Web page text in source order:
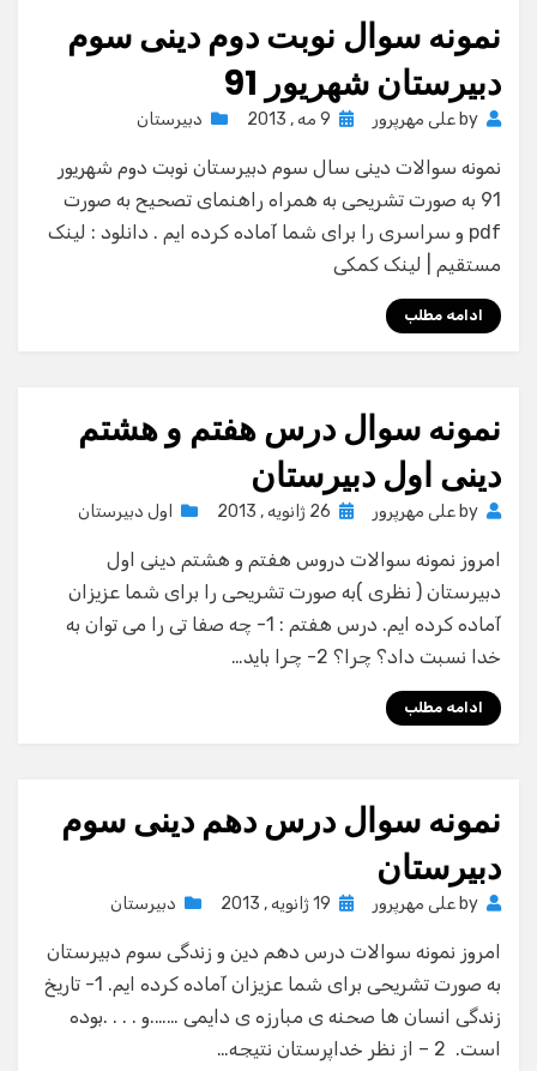
نمونه سوال نوبت دوم دینی سوم
دبیرستان شهریور 91
by علی مهرپرور
Posted
9 مه , 2013 دبیرستان
نمونه سوالات دینی سال سوم دبیرستان نوبت دوم شهریور
91 به صورت تشریحی به همراه راهنمای تصحیح به صورت
pdf و سراسری را برای شما آماده کرده ایم . دانلود : لینک
مستقیم | لینک کمکی
ادامه مطلب
نمونه سوال درس هفتم و هشتم
دینی اول دبیرستان
by علی مهرپرور
Posted
26 ژانویه , 2013 اول دبیرستان
امروز نمونه سوالات دروس هفتم و هشتم دینی اول
دبیرستان ( نظری )به صورت تشریحی را برای شما عزیزان
آماده کرده ایم. درس هفتم : 1- چه صفا تی را می توان به
خدا نسبت داد؟ چرا؟ 2- چرا باید…
ادامه مطلب
نمونه سوال درس دهم دینی سوم
دبیرستان
by علی مهرپرور
Posted
19 ژانویه , 2013 دبیرستان
امروز نمونه سوالات درس دهم دین و زندگی سوم دبیرستان
به صورت تشریحی برای شما عزیزان آماده کرده ایم. 1- تاریخ
زندگی انسان ها صحنه ی مبارزه ی دایمی …….و . . . .بوده
است. 2 – از نظر خداپرستان نتیجه…